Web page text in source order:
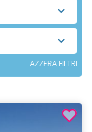
AZZERA FILTRI